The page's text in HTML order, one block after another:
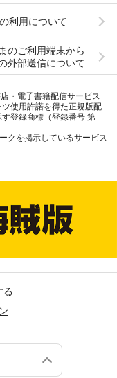
利用について
のご利用端末から
外部送信について
・電子書籍配信サービス
使用許諾を得た正規版配
登録商標（登録番号 第
クを掲示しているサービス
る